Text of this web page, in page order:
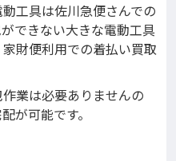
工具は佐川急便さんでの
できない大きな電動工具
財便利用での着払い買取
業は必要ありませんの
が可能です。